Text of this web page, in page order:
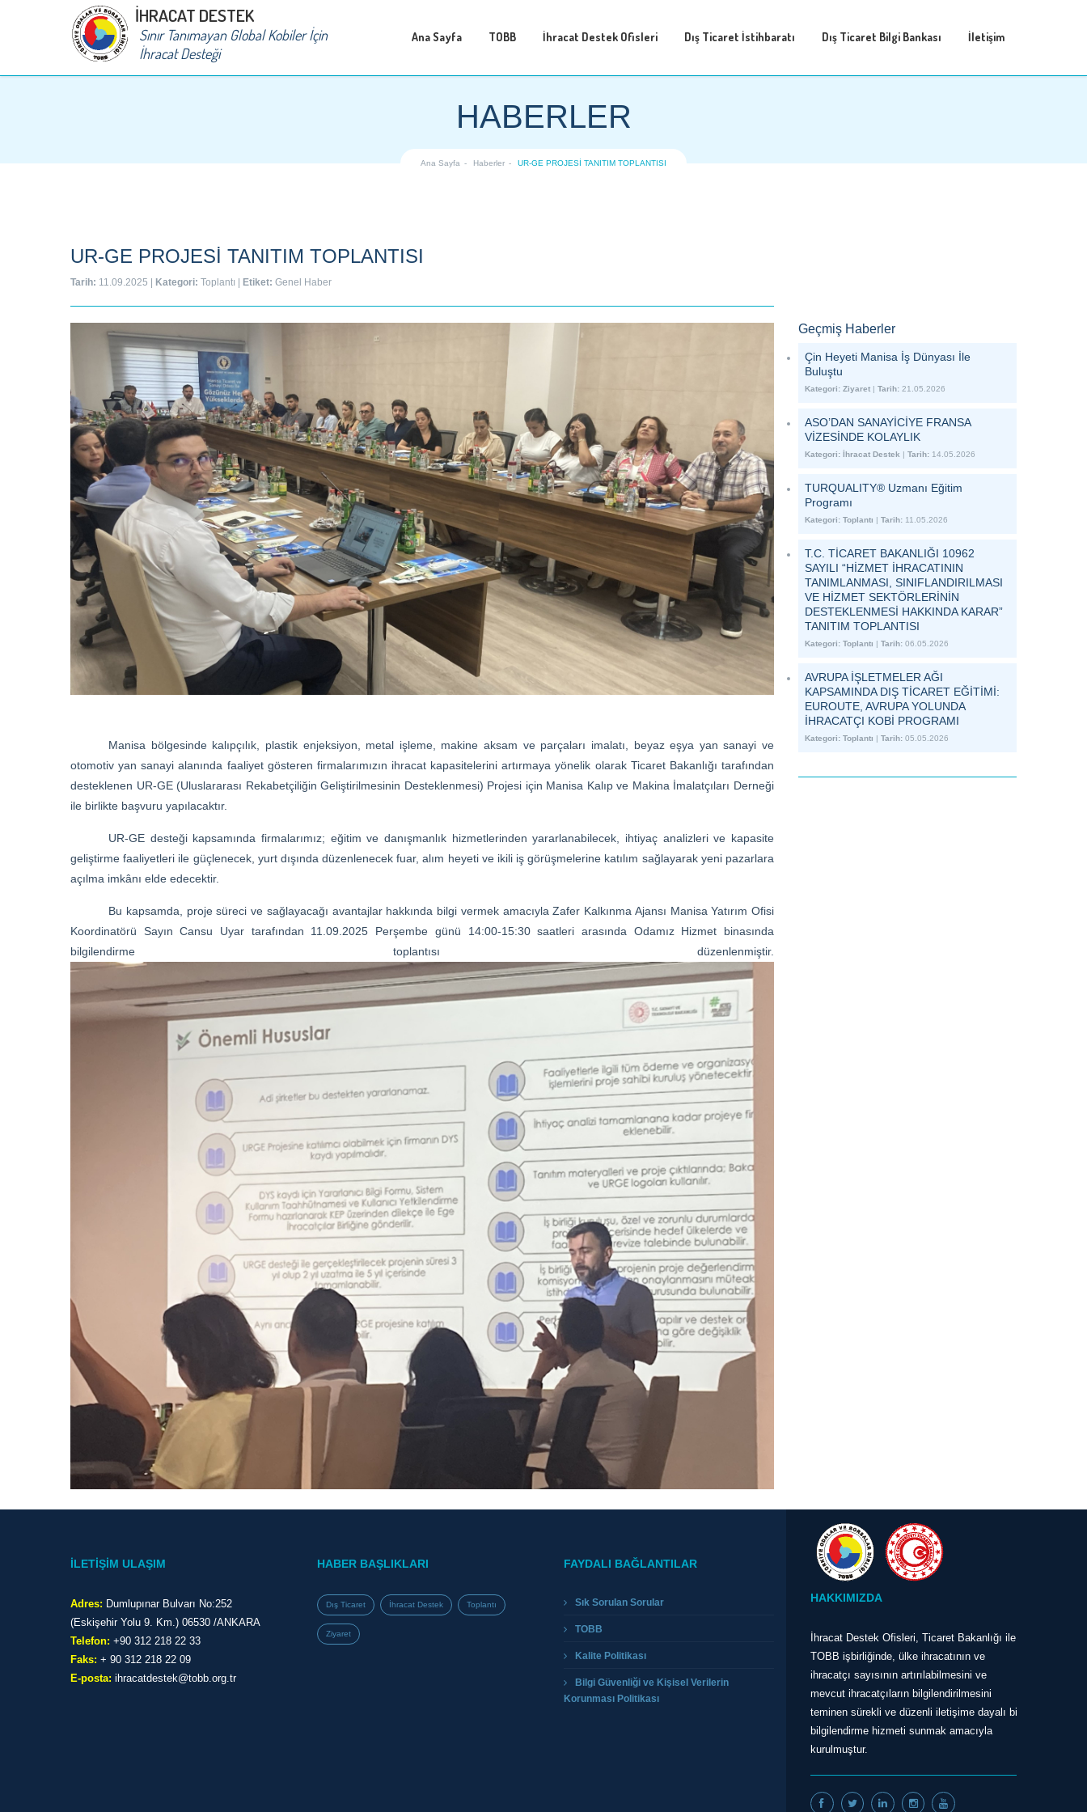
İHRACAT DESTEK
Sınır Tanımayan Global Kobiler İçin
İhracat Desteği
Ana Sayfa TOBB İhracat Destek Ofisleri Dış Ticaret İstihbaratı Dış Ticaret Bilgi Bankası İletişim
HABERLER
Ana Sayfa Haberler UR-GE PROJESİ TANITIM TOPLANTISI
UR-GE PROJESİ TANITIM TOPLANTISI
Tarih: 11.09.2025 Kategori: Toplantı Etiket: Genel Haber
Manisa bölgesinde kalıpçılık, plastik enjeksiyon, metal işleme, makine aksam ve parçaları imalatı, beyaz eşya yan sanayi ve
otomotiv yan sanayi alanında faaliyet gösteren firmalarımızın ihracat kapasitelerini artırmaya yönelik olarak Ticaret Bakanlığı tarafından
desteklenen UR-GE (Uluslararası Rekabetçiliğin Geliştirilmesinin Desteklenmesi) Projesi için Manisa Kalıp ve Makina İmalatçıları Derneği
ile birlikte başvuru yapılacaktır.
UR-GE desteği kapsamında firmalarımız; eğitim ve danışmanlık hizmetlerinden yararlanabilecek, ihtiyaç analizleri ve kapasite
geliştirme faaliyetleri ile güçlenecek, yurt dışında düzenlenecek fuar, alım heyeti ve ikili iş görüşmelerine katılım sağlayarak yeni pazarlara
açılma imkânı elde edecektir.
Bu kapsamda, proje süreci ve sağlayacağı avantajlar hakkında bilgi vermek amacıyla Zafer Kalkınma Ajansı Manisa Yatırım Ofisi
Koordinatörü Sayın Cansu Uyar tarafından 11.09.2025 Perşembe günü 14:00-15:30 saatleri arasında Odamız Hizmet binasında
bilgilendirme toplantısı düzenlenmiştir.
Geçmiş Haberler
Çin Heyeti Manisa İş Dünyası İle
Buluştu
Kategori: Ziyaret | Tarih: 21.05.2026
ASO’DAN SANAYİCİYE FRANSA
VİZESİNDE KOLAYLIK
Kategori: İhracat Destek | Tarih: 14.05.2026
TURQUALITY® Uzmanı Eğitim
Programı
Kategori: Toplantı | Tarih: 11.05.2026
T.C. TİCARET BAKANLIĞI 10962
SAYILI “HİZMET İHRACATININ
TANIMLANMASI, SINIFLANDIRILMASI
VE HİZMET SEKTÖRLERİNİN
DESTEKLENMESİ HAKKINDA KARAR”
TANITIM TOPLANTISI
Kategori: Toplantı | Tarih: 06.05.2026
AVRUPA İŞLETMELER AĞI
KAPSAMINDA DIŞ TİCARET EĞİTİMİ:
EUROUTE, AVRUPA YOLUNDA
İHRACATÇI KOBİ PROGRAMI
Kategori: Toplantı | Tarih: 05.05.2026
İLETİŞİM ULAŞIM
Adres: Dumlupınar Bulvarı No:252
(Eskişehir Yolu 9. Km.) 06530 /ANKARA
Telefon: +90 312 218 22 33
Faks: + 90 312 218 22 09
E-posta: ihracatdestek@tobb.org.tr
HABER BAŞLIKLARI
Dış Ticaret İhracat Destek Toplantı
Ziyaret
FAYDALI BAĞLANTILAR
Sık Sorulan Sorular
TOBB
Kalite Politikası
Bilgi Güvenliği ve Kişisel Verilerin
Korunması Politikası
HAKKIMIZDA
İhracat Destek Ofisleri, Ticaret Bakanlığı ile
TOBB işbirliğinde, ülke ihracatının ve
ihracatçı sayısının artırılabilmesini ve
mevcut ihracatçıların bilgilendirilmesini
teminen sürekli ve düzenli iletişime dayalı bir
bilgilendirme hizmeti sunmak amacıyla
kurulmuştur.